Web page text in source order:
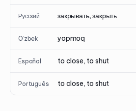
Русский закрывать, закрыть
O'zbek yopmoq
Español to close, to shut
Português to close, to shut